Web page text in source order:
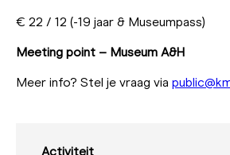
€ 22 / 12 (-19 jaar & Museumpass)
Meeting point – Museum A&H
Meer info? Stel je vraag via
Activiteit